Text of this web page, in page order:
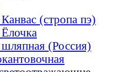
(стропа пэ)
(Россия)